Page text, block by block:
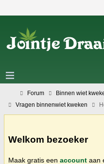
Forum Binnen wiet
Vragen binnenwiet kweken
Welkom bezoeker
Maak gratis een account aan